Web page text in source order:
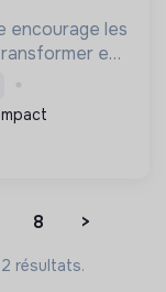
encourage les
en
une
8 >
résultats.